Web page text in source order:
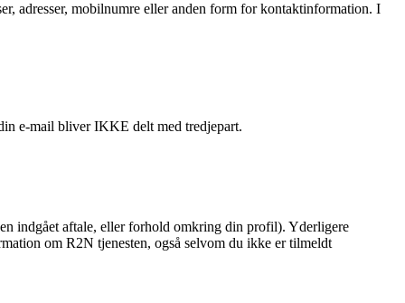
adresser, mobilnumre eller anden form for kontaktinformation. I
e-mail bliver IKKE delt med tredjepart.
indgået aftale, eller forhold omkring din profil). Yderligere
om R2N tjenesten, også selvom du ikke er tilmeldt